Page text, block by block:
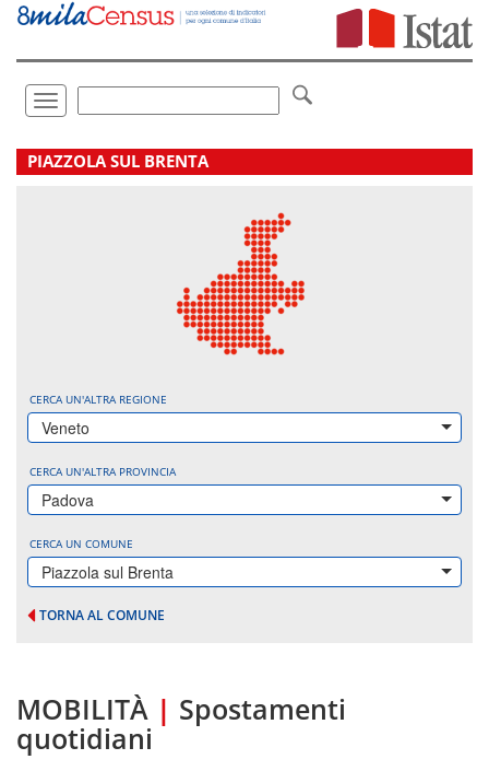
Vai
direttamente
Toggle
navigation
.
PIAZZOLA SUL BRENTA
CERCA UN'ALTRA REGIONE
Veneto
CERCA UN'ALTRA PROVINCIA
Padova
CERCA UN COMUNE
Piazzola sul Brenta
TORNA AL COMUNE
MOBILITÀ | Spostamenti
quotidiani